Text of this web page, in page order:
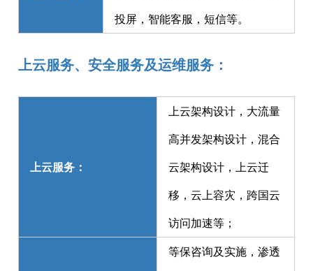
投屏，智能客服，短信等。
上云服务、安全服务及运维服务：
上云服务：
上云架构设计，大流量
高并发架构设计，混合
云架构设计，上云迁
移，云上容灾，跨国云
访问加速等；
等保咨询及实施，渗透